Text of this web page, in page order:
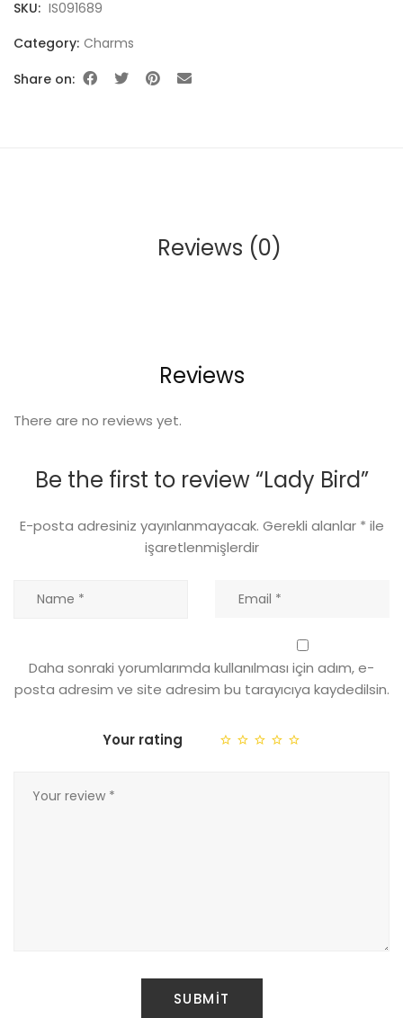
SKU: IS091689
Category: Charms
Share on:
Reviews (0)
Reviews
There are no reviews yet.
Be the first to review “Lady Bird”
E-posta adresiniz yayınlanmayacak. Gerekli alanlar * ile
işaretlenmişlerdir
Daha sonraki yorumlarımda kullanılması için adım, e-
posta adresim ve site adresim bu tarayıcıya kaydedilsin.
Your rating